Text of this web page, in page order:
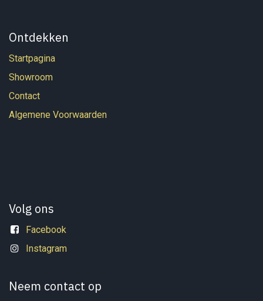
Ontdekken
Startpagina
Showroom
Contact
Algemene Voorwaarden
Volg ons
Facebook
Instagram
Neem contact op